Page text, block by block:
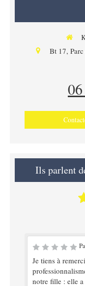
Bt 17,
Ils parlent
Je tiens à
notre fille : elle